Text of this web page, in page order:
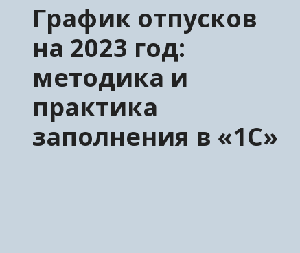
График отпусков
на 2023 год:
методика и
практика
заполнения в «1С»